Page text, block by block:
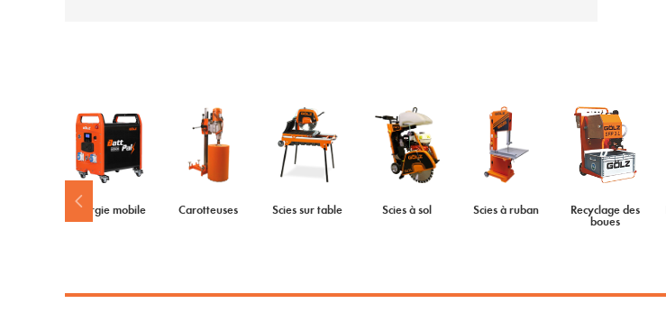
Energie mobile Carotteuses Scies sur table Scies à sol Scies à ruban
Recyclage des
boues